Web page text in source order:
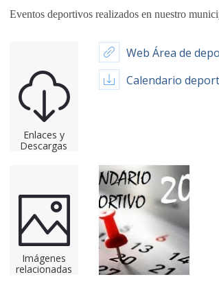
Eventos deportivos realizados en nuestro
Enlaces y
Descargas
Web Área de
Calendario
Imágenes
relacionadas